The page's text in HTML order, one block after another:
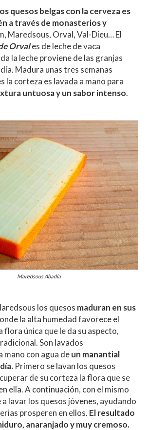
quesos belgas con la cerveza es
a través de monasterios y
Maredsous, Orval, Val-Dieu… El
Orvales de leche de vaca
la leche proviene de las granjas
Madura unas tres semanas
la corteza es lavada a mano para
untuosa y un sabor intenso.
Maredsous Abadía
los quesos maduran en sus
la alta humedad favorece el
flora única que le da su aspecto,
Son lavados
mano con agua deun manantial
Primero se lavan los quesos
de su corteza la flora que se
ella. A continuación, con el mismo
a lavar los quesos jóvenes, ayudando
prosperen en ellos. El resultado
anaranjado y muy cremoso.